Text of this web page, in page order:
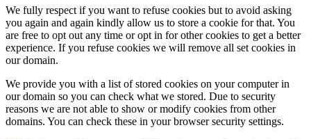
We fully respect if you want to refuse cookies but to avoid asking
you again and again kindly allow us to store a cookie for that. You
are free to opt out any time or opt in for other cookies to get a better
experience. If you refuse cookies we will remove all set cookies in
our domain.
We provide you with a list of stored cookies on your computer in
our domain so you can check what we stored. Due to security
reasons we are not able to show or modify cookies from other
domains. You can check these in your browser security settings.